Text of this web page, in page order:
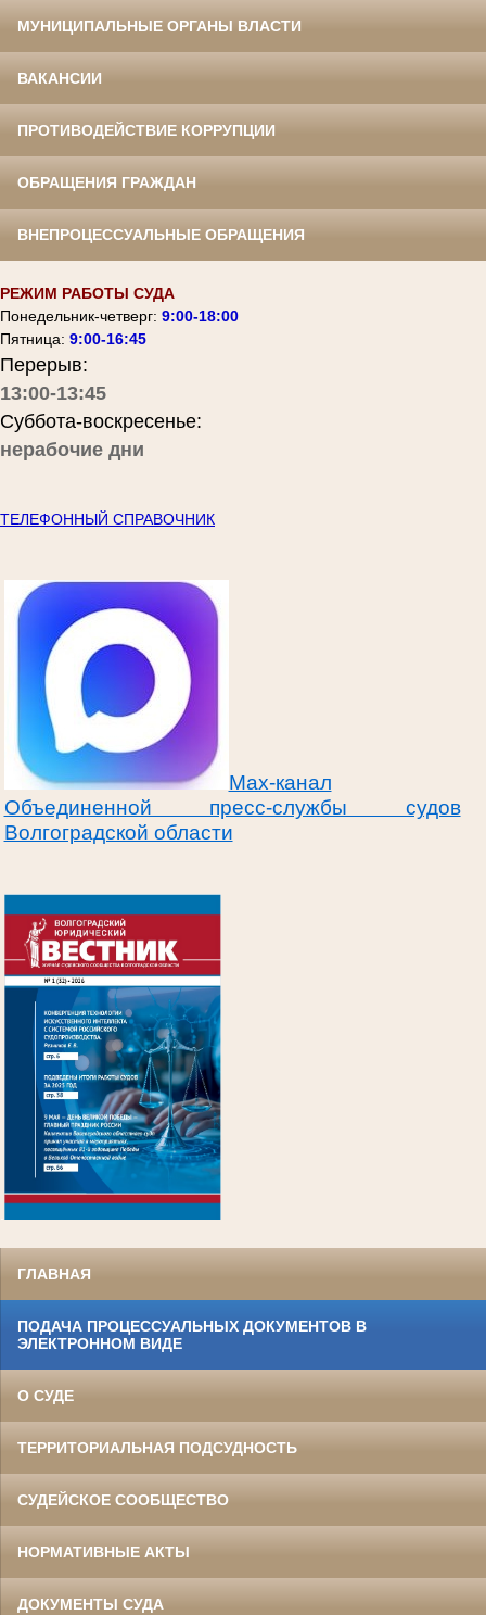
МУНИЦИПАЛЬНЫЕ ОРГАНЫ ВЛАСТИ
ВАКАНСИИ
ПРОТИВОДЕЙСТВИЕ КОРРУПЦИИ
ОБРАЩЕНИЯ ГРАЖДАН
ВНЕПРОЦЕССУАЛЬНЫЕ ОБРАЩЕНИЯ
РЕЖИМ РАБОТЫ СУДА
Понедельник-четверг: 9:00-18:00
Пятница: 9:00-16:45
Перерыв:
13:00-13:45
Суббота-воскресенье:
нерабочие дни
ТЕЛЕФОННЫЙ СПРАВОЧНИК
Max-канал
Объединенной пресс-службы судов
Волгоградской области
ГЛАВНАЯ
ПОДАЧА ПРОЦЕССУАЛЬНЫХ ДОКУМЕНТОВ В
ЭЛЕКТРОННОМ ВИДЕ
О СУДЕ
ТЕРРИТОРИАЛЬНАЯ ПОДСУДНОСТЬ
СУДЕЙСКОЕ СООБЩЕСТВО
НОРМАТИВНЫЕ АКТЫ
ДОКУМЕНТЫ СУДА